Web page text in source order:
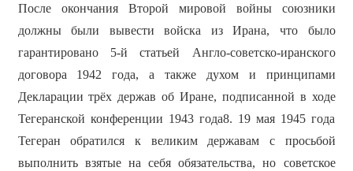
После окончания Второй мировой войны союзники
должны были вывести войска из Ирана, что было
гарантировано 5-й статьей Англо-советско-иранского
договора 1942 года, а также духом и принципами
Декларации трёх держав об Иране, подписанной в ходе
Тегеранской конференции 1943 года8. 19 мая 1945 года
Тегеран обратился к великим державам с просьбой
выполнить взятые на себя обязательства, но советское